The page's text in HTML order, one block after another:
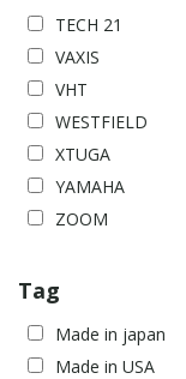
TECH 21
VAXIS
VHT
WESTFIELD
XTUGA
YAMAHA
ZOOM
Tag
Made in japan
Made in USA